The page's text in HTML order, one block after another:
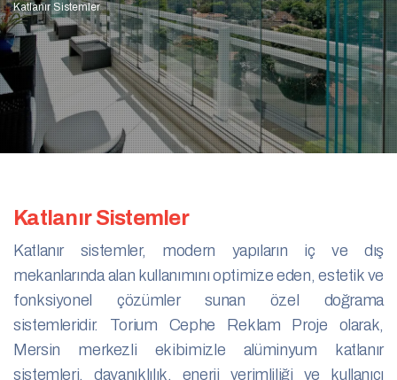
Katlanır Sistemler
Katlanır Sistemler
Katlanır sistemler, modern yapıların iç ve dış
mekanlarında alan kullanımını optimize eden, estetik ve
fonksiyonel çözümler sunan özel doğrama
sistemleridir. Torium Cephe Reklam Proje olarak,
Mersin merkezli ekibimizle alüminyum katlanır
sistemleri, dayanıklılık, enerji verimliliği ve kullanıcı